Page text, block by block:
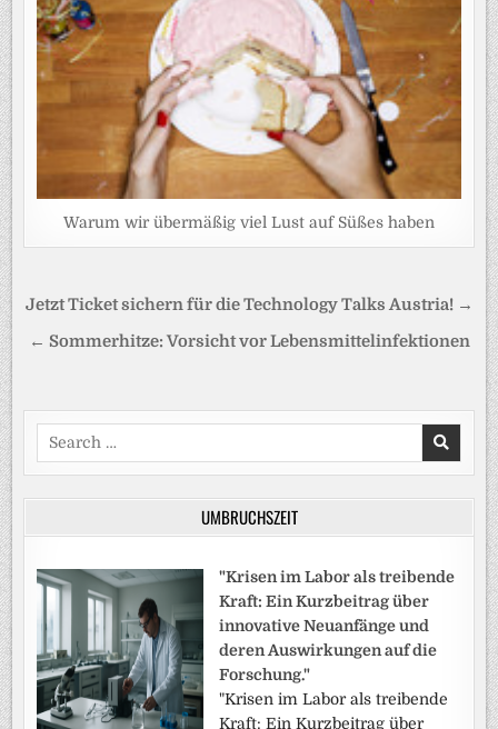
Warum wir übermäßig viel Lust auf Süßes haben
Beitragsnavigation
Jetzt Ticket sichern für die Technology Talks Austria! →
← Sommerhitze: Vorsicht vor Lebensmittelinfektionen
Search
for:
UMBRUCHSZEIT
"Krisen im Labor als treibende
Kraft: Ein Kurzbeitrag über
innovative Neuanfänge und
deren Auswirkungen auf die
Forschung."
"Krisen im Labor als treibende
Kraft: Ein Kurzbeitrag über